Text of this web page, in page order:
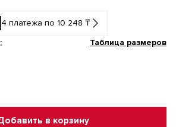
4 платежа по 10 248 ₸
Таблица размеров
в корзину